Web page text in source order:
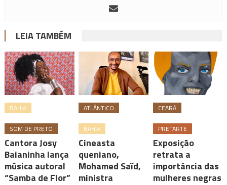
LEIA TAMBÉM
BAHIA
SOM DE PRETO
Cantora Josy
Baianinha lança
música autoral
“Samba de Flor”
ATLÂNTICO
BAHIA
Cineasta
queniano,
Mohamed Saïd,
ministra
CEARÁ
PRETARTE
Exposição
retrata a
importância das
mulheres negras